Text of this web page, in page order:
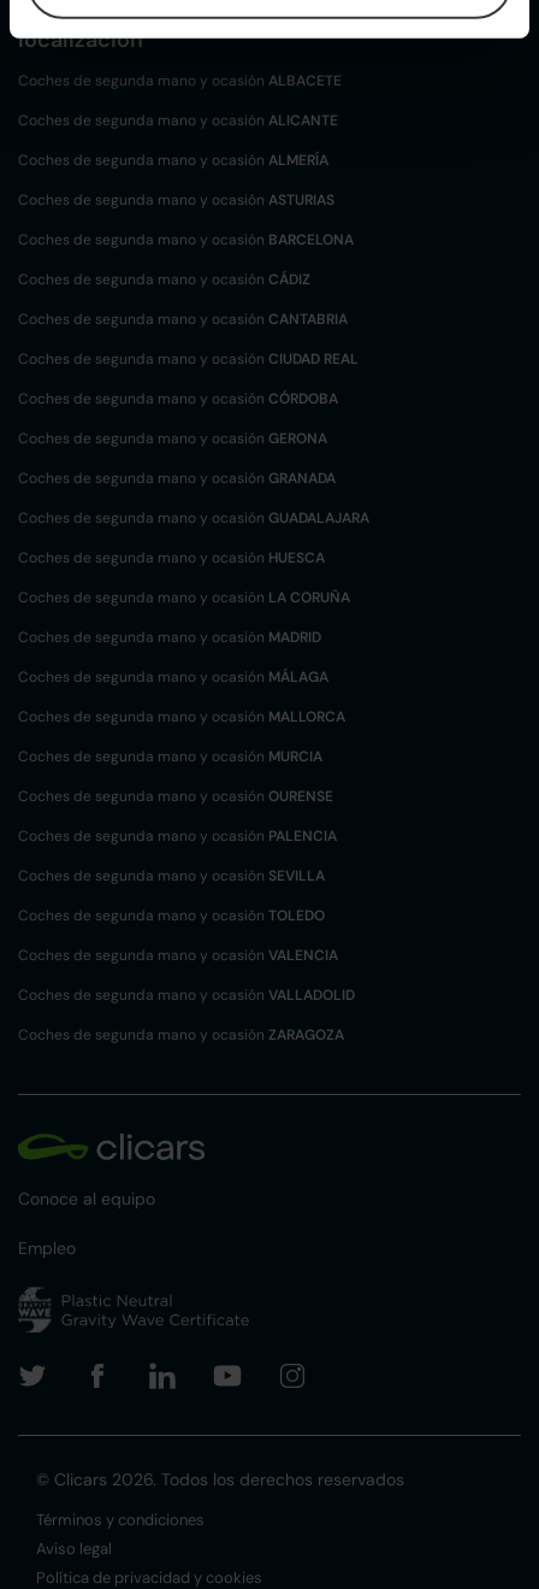
Coches desegunda mano y ocasión por
localización
Coches de segunda mano y ocasión ALBACETE
Coches de segunda mano y ocasión ALICANTE
Coches de segunda mano y ocasión ALMERÍA
Coches de segunda mano y ocasión ASTURIAS
Coches de segunda mano y ocasión BARCELONA
Coches de segunda mano y ocasión CÁDIZ
Coches de segunda mano y ocasión CANTABRIA
Coches de segunda mano y ocasión CIUDAD REAL
Coches de segunda mano y ocasión CÓRDOBA
Coches de segunda mano y ocasión GERONA
Coches de segunda mano y ocasión GRANADA
Coches de segunda mano y ocasión GUADALAJARA
Coches de segunda mano y ocasión HUESCA
Coches de segunda mano y ocasión LA CORUÑA
Coches de segunda mano y ocasión MADRID
Coches de segunda mano y ocasión MÁLAGA
Coches de segunda mano y ocasión MALLORCA
Coches de segunda mano y ocasión MURCIA
Coches de segunda mano y ocasión OURENSE
Coches de segunda mano y ocasión PALENCIA
Coches de segunda mano y ocasión SEVILLA
Coches de segunda mano y ocasión TOLEDO
Coches de segunda mano y ocasión VALENCIA
Coches de segunda mano y ocasión VALLADOLID
Coches de segunda mano y ocasión ZARAGOZA
Conoce al equipo
Empleo
© Clicars 2026. Todos los derechos reservados
Términos y condiciones
Aviso legal
Política de privacidad y cookies